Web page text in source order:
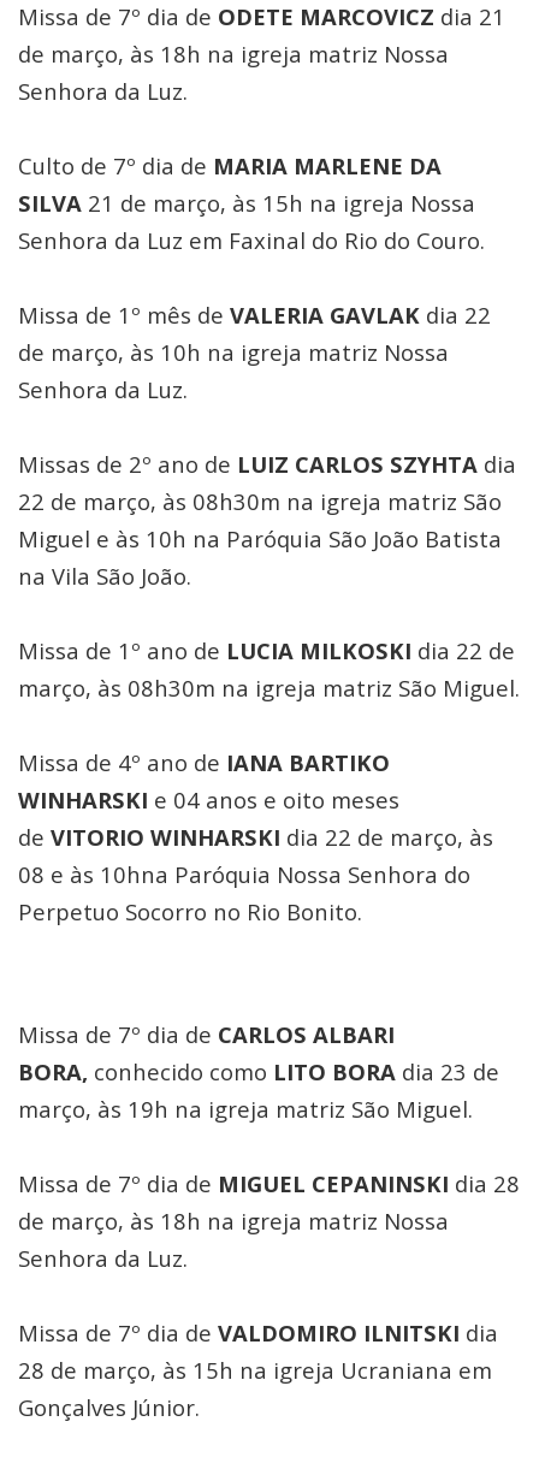
Missa de 7º dia de ODETE MARCOVICZ dia 21
de março, às 18h na igreja matriz Nossa
Senhora da Luz.
Culto de 7º dia de MARIA MARLENE DA
SILVA 21 de março, às 15h na igreja Nossa
Senhora da Luz em Faxinal do Rio do Couro.
Missa de 1º mês de VALERIA GAVLAK dia 22
de março, às 10h na igreja matriz Nossa
Senhora da Luz.
Missas de 2º ano de LUIZ CARLOS SZYHTA dia
22 de março, às 08h30m na igreja matriz São
Miguel e às 10h na Paróquia São João Batista
na Vila São João.
Missa de 1º ano de LUCIA MILKOSKI dia 22 de
março, às 08h30m na igreja matriz São Miguel.
Missa de 4º ano de IANA BARTIKO
WINHARSKI e 04 anos e oito meses
de VITORIO WINHARSKI dia 22 de março, às
08 e às 10hna Paróquia Nossa Senhora do
Perpetuo Socorro no Rio Bonito.
Missa de 7º dia de CARLOS ALBARI
BORA, conhecido como LITO BORA dia 23 de
março, às 19h na igreja matriz São Miguel.
Missa de 7º dia de MIGUEL CEPANINSKI dia 28
de março, às 18h na igreja matriz Nossa
Senhora da Luz.
Missa de 7º dia de VALDOMIRO ILNITSKI dia
28 de março, às 15h na igreja Ucraniana em
Gonçalves Júnior.